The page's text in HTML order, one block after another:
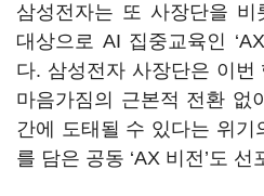
삼성전자는 또 사장단을 비
대상으로 AI 집중교육인 ‘AX
다. 삼성전자 사장단은 이
마음가짐의 근본적 전환 없
간에 도태될 수 있다는 위기
를 담은 공동 ‘AX 비전’도 선